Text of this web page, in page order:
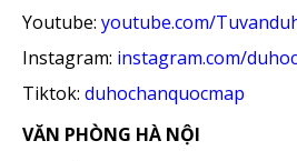
Youtube: youtube.com/
Instagram: instagram.com/
Tiktok: duhochanquocmap
VĂN PHÒNG HÀ NỘI